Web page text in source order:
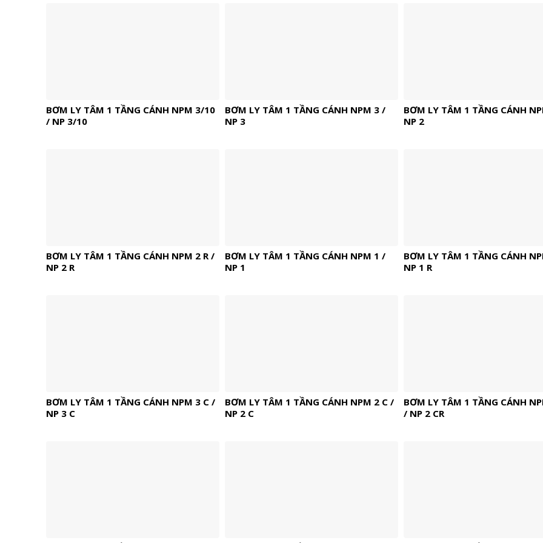
BƠM LY TÂM 1 TẦNG CÁNH NPM 3/10
/ NP 3/10
BƠM LY TÂM 1 TẦNG CÁNH NPM 3 /
NP 3
BƠM LY TÂM 1 TẦNG CÁNH
NP 2
BƠM LY TÂM 1 TẦNG CÁNH NPM 2 R /
NP 2 R
BƠM LY TÂM 1 TẦNG CÁNH NPM 1 /
NP 1
BƠM LY TÂM 1 TẦNG CÁNH
NP 1 R
BƠM LY TÂM 1 TẦNG CÁNH NPM 3 C /
NP 3 C
BƠM LY TÂM 1 TẦNG CÁNH NPM 2 C /
NP 2 C
BƠM LY TÂM 1 TẦNG CÁNH
/ NP 2 CR